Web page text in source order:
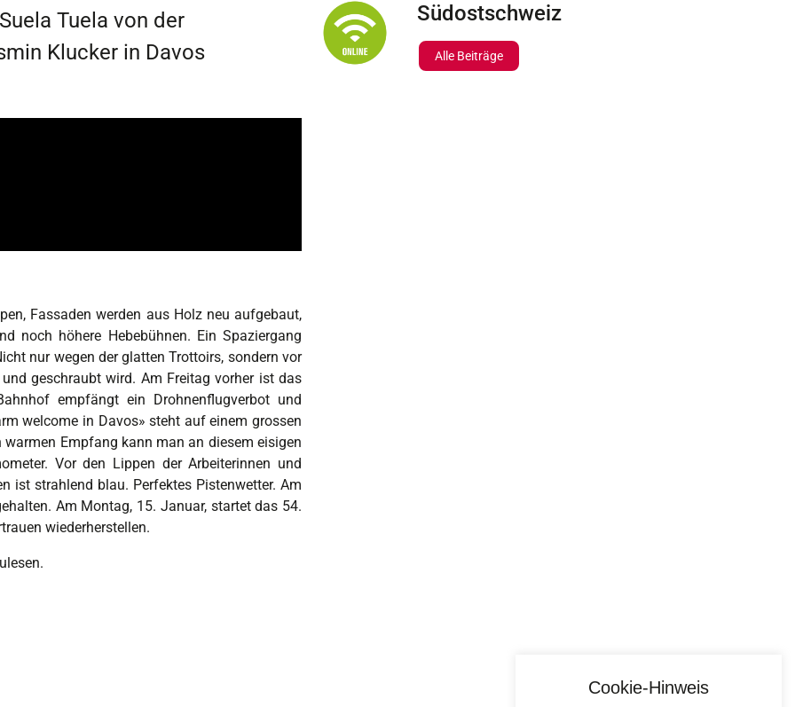
Tuela von der
Klucker in Davos
Südostschweiz
Alle Beiträge
Fassaden werden aus Holz neu aufgebaut,
noch höhere Hebebühnen. Ein Spaziergang
nur wegen der glatten Trottoirs, sondern vor
geschraubt wird. Am Freitag vorher ist das
empfängt ein Drohnenflugverbot und
welcome in Davos» steht auf einem grossen
Empfang kann man an diesem eisigen
Vor den Lippen der Arbeiterinnen und
ist strahlend blau. Perfektes Pistenwetter. Am
Am Montag, 15. Januar, startet das 54.
wiederherstellen.
Cookie-Hinweis